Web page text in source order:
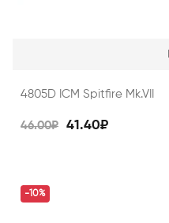
4805D ICM Spitfire Mk.VII
46.00₽ 41.40₽
-10%